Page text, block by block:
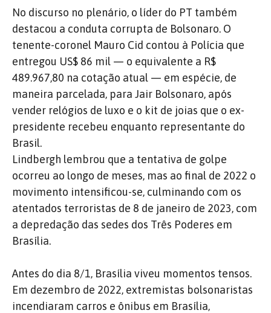
No discurso no plenário, o líder do PT também
destacou a conduta corrupta de Bolsonaro. O
tenente-coronel Mauro Cid contou à Polícia que
entregou US$ 86 mil — o equivalente a R$
489.967,80 na cotação atual — em espécie, de
maneira parcelada, para Jair Bolsonaro, após
vender relógios de luxo e o kit de joias que o ex-
presidente recebeu enquanto representante do
Brasil.
Lindbergh lembrou que a tentativa de golpe
ocorreu ao longo de meses, mas ao final de 2022 o
movimento intensificou-se, culminando com os
atentados terroristas de 8 de janeiro de 2023, com
a depredação das sedes dos Três Poderes em
Brasília.
Antes do dia 8/1, Brasília viveu momentos tensos.
Em dezembro de 2022, extremistas bolsonaristas
incendiaram carros e ônibus em Brasília,